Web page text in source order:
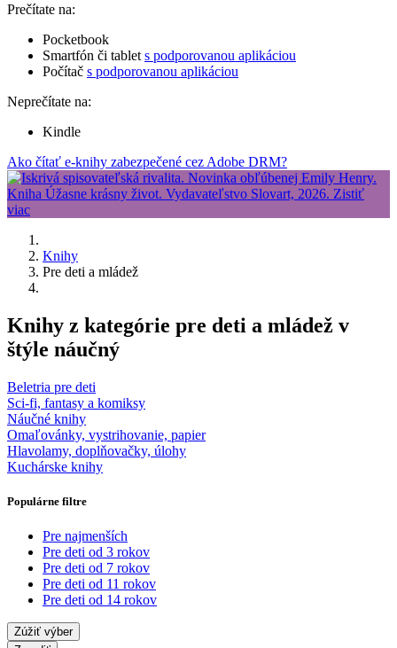
Prečítate na:
Pocketbook
Smartfón či tablet s podporovanou aplikáciou
Počítač s podporovanou aplikáciou
Neprečítate na:
Kindle
Ako čítať e-knihy zabezpečené cez Adobe DRM?
Knihy
Pre deti a mládež
Knihy z kategórie pre deti a mládež v
štýle náučný
Beletria pre deti
Sci-fi, fantasy a komiksy
Náučné knihy
Omaľovánky, vystrihovanie, papier
Hlavolamy, doplňovačky, úlohy
Kuchárske knihy
Populárne filtre
Pre najmenších
Pre deti od 3 rokov
Pre deti od 7 rokov
Pre deti od 11 rokov
Pre deti od 14 rokov
Zúžiť výber